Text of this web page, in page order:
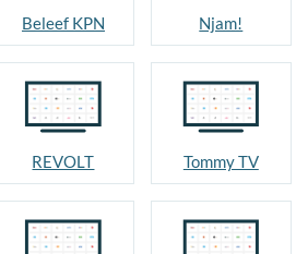
Beleef KPN Njam!
REVOLT Tommy TV